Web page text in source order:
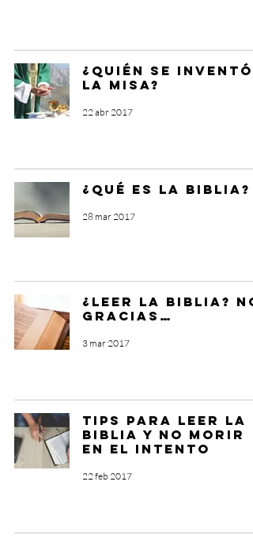
¿Quién se inventó
la misa?
22 abr 2017
¿Qué es la Biblia?
28 mar 2017
¿Leer la Biblia? No
gracias…
3 mar 2017
Tips para leer la
Biblia y no morir
en el intento
22 feb 2017